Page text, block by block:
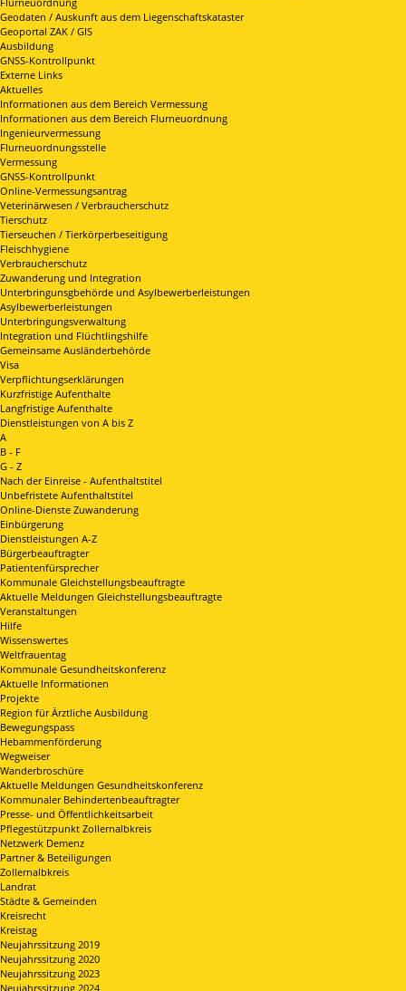
Geodaten / Auskunft aus dem Liegenschaftskataster
Geoportal ZAK / GIS
Ausbildung
GNSS-Kontrollpunkt
Externe Links
Aktuelles
Informationen aus dem Bereich Vermessung
Informationen aus dem Bereich Flurneuordnung
Ingenieurvermessung
Flurneuordnungsstelle
Vermessung
GNSS-Kontrollpunkt
Online-Vermessungsantrag
Veterinärwesen / Verbraucherschutz
Tierschutz
Tierseuchen / Tierkörperbeseitigung
Fleischhygiene
Verbraucherschutz
Zuwanderung und Integration
Unterbringunsgbehörde und Asylbewerberleistungen
Asylbewerberleistungen
Unterbringungsverwaltung
Integration und Flüchtlingshilfe
Gemeinsame Ausländerbehörde
Visa
Verpflichtungserklärungen
Kurzfristige Aufenthalte
Langfristige Aufenthalte
Dienstleistungen von A bis Z
A
B - F
G - Z
Nach der Einreise - Aufenthaltstitel
Unbefristete Aufenthaltstitel
Online-Dienste Zuwanderung
Einbürgerung
Dienstleistungen A-Z
Bürgerbeauftragter
Patientenfürsprecher
Kommunale Gleichstellungsbeauftragte
Aktuelle Meldungen Gleichstellungsbeauftragte
Veranstaltungen
Hilfe
Wissenswertes
Weltfrauentag
Kommunale Gesundheitskonferenz
Aktuelle Informationen
Projekte
Region für Ärztliche Ausbildung
Bewegungspass
Hebammenförderung
Wegweiser
Wanderbroschüre
Aktuelle Meldungen Gesundheitskonferenz
Kommunaler Behindertenbeauftragter
Presse- und Öffentlichkeitsarbeit
Pflegestützpunkt Zollernalbkreis
Netzwerk Demenz
Partner & Beteiligungen
Zollernalbkreis
Landrat
Städte & Gemeinden
Kreisrecht
Kreistag
Neujahrssitzung 2019
Neujahrssitzung 2020
Neujahrssitzung 2023
Neujahrssitzung 2024